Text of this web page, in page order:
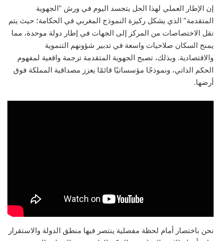
إن الإطار العملي لهذا الحل يتجسد اليوم في ورش “الجهوية
المتقدمة” الذي يشكل ركيزة النموذج المغربي في الحكامة؛ حيث يتم
نقل الاختصاصات من المركز إلى الجهات في إطار دولة موحدة، مما
يمنح السكان صلاحيات واسعة في تدبير شؤونهم التنموية
والاقتصادية. وبذلك، تصبح الجهوية المتقدمة ترجمة واقعية لمفهوم
الحكم الذاتي، ونموذجًا مؤسساتيًا قائمًا يعزز مصداقية المملكة فوق
أرضها.
نحن باختصار أمام لحظة مفصلية ينتصر فيها منطق الدولة والاستقرار